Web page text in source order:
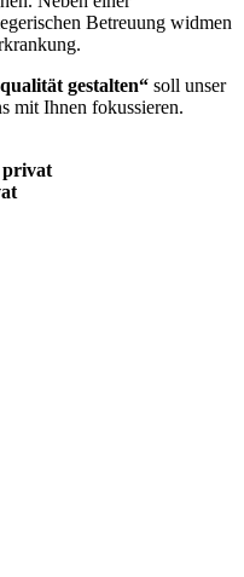
Betreuung widmen
gestalten“ soll unser
mit Ihnen fokussieren.
privat